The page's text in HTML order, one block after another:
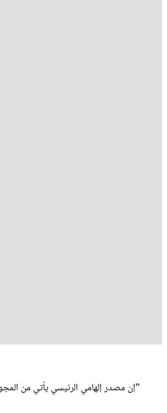
”إن مصدر إلهامي الرئيسي يأتي من